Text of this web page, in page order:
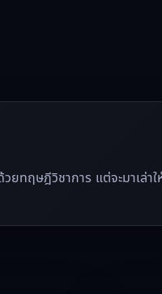
ทฤษฎีวิชาการ แต่จะมาเล่